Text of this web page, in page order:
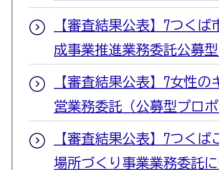
【審査結果公表】7つく
成事業推進業務委託公募
【審査結果公表】7女性
営業務委託（公募型プロ
【審査結果公表】7つく
場所づくり事業業務委託